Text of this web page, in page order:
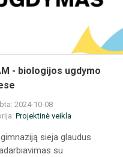
- biologijos ugdymo
2024-10-08
Projektinė veikla
sieja glaudus
su